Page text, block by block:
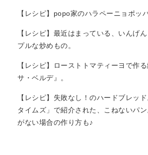
【レシピ】popo家のハラペーニョポッ
【レシピ】最近はまっている、いんげ
プルな炒めもの。
【レシピ】ローストトマティーヨで作
サ・ベルデ』。
【レシピ】失敗なし！のハードブレッ
タイムズ」で紹介された、こねないパ
がない場合の作り方も♪